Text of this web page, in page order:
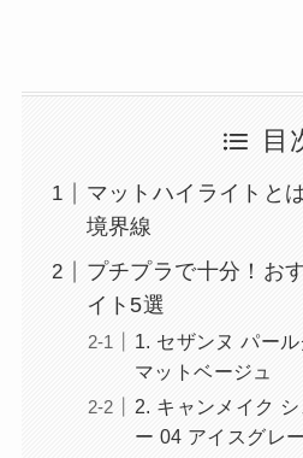
目
マットハイライトと
境界線
プチプラで十分！お
イト5選
1. セザンヌ パー
マットベージュ
2. キャンメイク
ー 04 アイスグレ